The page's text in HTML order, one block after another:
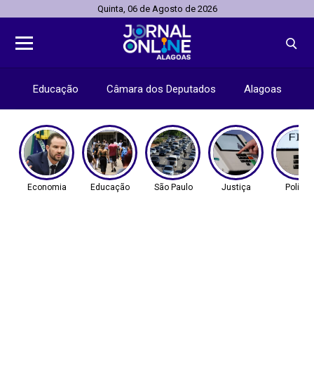
Quinta, 06 de Agosto de 2026
Educação Câmara dos Deputados Alagoas
Economia Educação São Paulo Justiça Política